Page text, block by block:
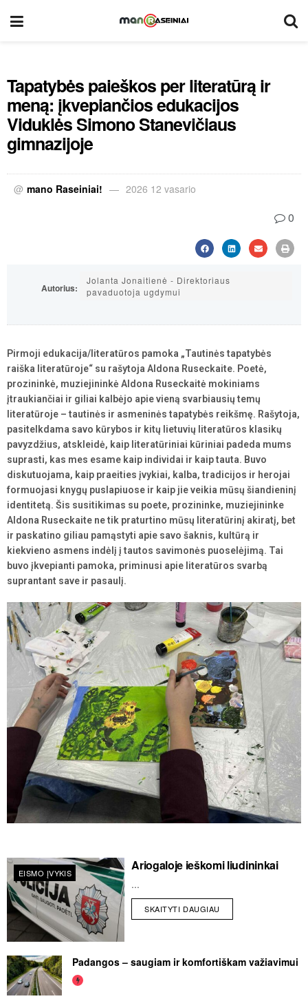
Tapatybės paieškos per literatūrą ir
meną: įkvepiančios edukacijos
Viduklės Simono Stanevičiaus
gimnazijoje
@ mano Raseiniai! 2026 12 vasario
0
Autorius:
Jolanta Jonaitienė - Direktoriaus
pavaduotoja ugdymui
Pirmoji edukacija/literatūros pamoka „Tautinės tapatybės
raiška literatūroje“ su rašytoja Aldona Ruseckaite. Poetė,
prozininkė, muziejininkė Aldona Ruseckaitė mokiniams
įtraukiančiai ir giliai kalbėjo apie vieną svarbiausių temų
literatūroje – tautinės ir asmeninės tapatybės reikšmę. Rašytoja,
pasitelkdama savo kūrybos ir kitų lietuvių literatūros klasikų
pavyzdžius, atskleidė, kaip literatūriniai kūriniai padeda mums
suprasti, kas mes esame kaip individai ir kaip tauta. Buvo
diskutuojama, kaip praeities įvykiai, kalba, tradicijos ir herojai
formuojasi knygų puslapiuose ir kaip jie veikia mūsų šiandieninį
identitetą. Šis susitikimas su poete, prozininke, muziejininke
Aldona Ruseckaite ne tik praturtino mūsų literatūrinį akiratį, bet
ir paskatino giliau pamąstyti apie savo šaknis, kultūrą ir
kiekvieno asmens indėlį į tautos savimonės puoselėjimą. Tai
buvo įkvepianti pamoka, priminusi apie literatūros svarbą
suprantant save ir pasaulį.
EISMO ĮVYKIS Ariogaloje ieškomi liudininkai
...
SKAITYTI DAUGIAU
Padangos – saugiam ir komfortiškam važiavimui